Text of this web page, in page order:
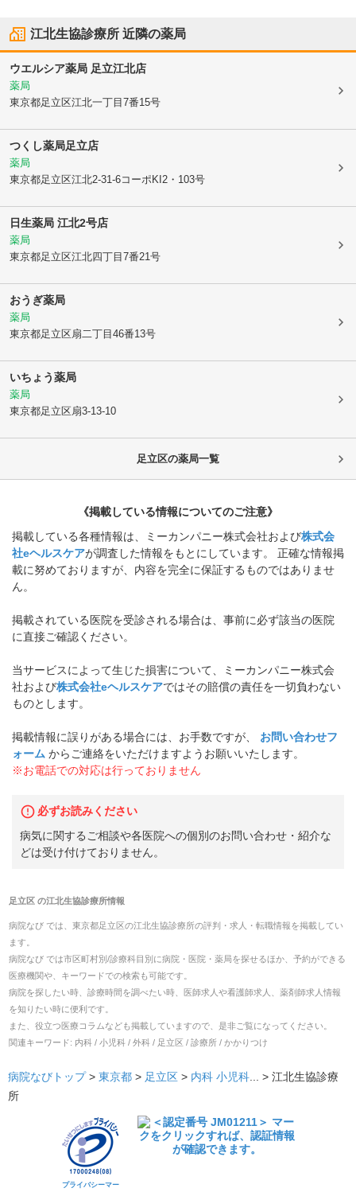
江北生協診療所 近隣の薬局
ウエルシア薬局 足立江北店
薬局
東京都足立区江北一丁目7番15号
つくし薬局足立店
薬局
東京都足立区江北2-31-6コーポKI2・103号
日生薬局 江北2号店
薬局
東京都足立区江北四丁目7番21号
おうぎ薬局
薬局
東京都足立区 扇二丁目46番13号
いちょう薬局
薬局
東京都足立区 扇3-13-10
足立区の薬局一覧
《掲載している情報についてのご注意》
掲載している各種情報は、ミーカンパニー株式会社および株式会
社eヘルスケアが調査した情報をもとにしています。 正確な情報掲
載に努めておりますが、内容を完全に保証するものではありませ
ん。
掲載されている医院を受診される場合は、事前に必ず該当の医院
に直接ご確認ください。
当サービスによって生じた損害について、ミーカンパニー株式会
社および株式会社eヘルスケアではその賠償の責任を一切負わない
ものとします。
掲載情報に誤りがある場合には、お手数ですが、
お問い合わせフ
ォーム からご連絡をいただけますようお願いいたします。
※お電話での対応は行っておりません
必ずお読みください
病気に関するご相談や各医院への個別のお問い合わせ・紹介な
どは受け付けておりません。
足立区の江北生協診療所情報
病院なび では、 東京都足立区の江北生協診療所の評判・求人・転職情報を掲載してい
ます。
病院なび では市区町村別/診療科目別に病院・医院・薬局を探せるほか、予約ができる
医療機関や、キーワードでの検索も可能です。
病院を探したい時、診療時間を調べたい時、医師求人や看護師求人、薬剤師求人情報
を知りたい時に便利です。
また、役立つ医療コラムなども掲載していますので、是非ご覧になってください。
関連キーワード: 内科 / 小児科 / 外科 / 足立区 / 診療所 / かかりつけ
病院なびトップ > 東京都 > 足立区 > 内科 小児科... > 江北生協診療
所
プライバシーマー